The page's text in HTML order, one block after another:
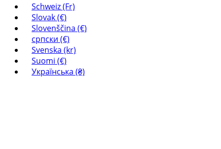
Schweiz (Fr)
Slovak (€)
Slovenščina (€)
српски (€)
Svenska (kr)
Suomi (€)
Українська (₴)